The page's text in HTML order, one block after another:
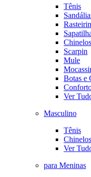
Tênis
Chinelos
Scarpin
Mule
Botas e
Ver
Masculino
Tênis
Chinelos
Ver
para Meninas